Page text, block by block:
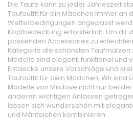
Die Taufe kann zu jeder Jahreszeit
Taufoutfit für ein Mädchen immer an
Wetterbedingungen angepasst
Kopfbedeckung erforderlich. Um dir
passenden Accessoires zu
Kategorie die schönsten
Modelle sind elegant, funktional und
Entdecke unsere Vorschläge und
Taufoutfit für dein Mädchen. Wir sind
Modelle von Milulove nicht nur bei
anderen wichtigen Anlässen
lassen sich wunderschön mit
und Mäntelchen kombinieren.